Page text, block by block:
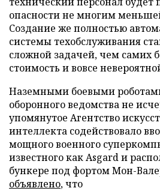
опасности не многим
Создание же полностью
системы техобслуживания
сложной задачей, чем самих
стоимость и вовсе
Наземными боевыми
оборонного ведомства не
упомянутое Агентство
интеллекта содействовало
мощного военного
известного как Asgard и
бункере под фортом Мон-
объявлено, что